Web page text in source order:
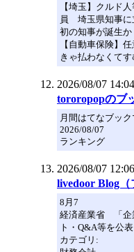
【埼玉】クルド
員 埼玉県知事に
初の知事が誕生か
【自動車保険】
きゃ払わなくてす
2026/08/07
tororopopのブ
月間はてなブッ
2026/08/07
ランキング
2026/08/07
livedoor Blog（
8月7
経済産業省 「企
ト・Q&A等を公表
カテゴリ: